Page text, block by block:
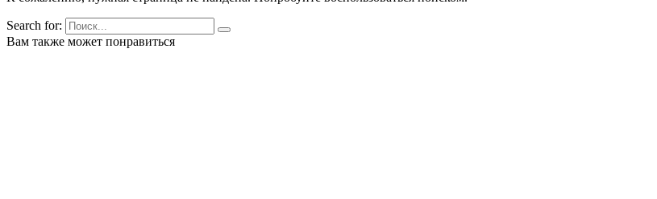
Search for:
Вам также может понравиться